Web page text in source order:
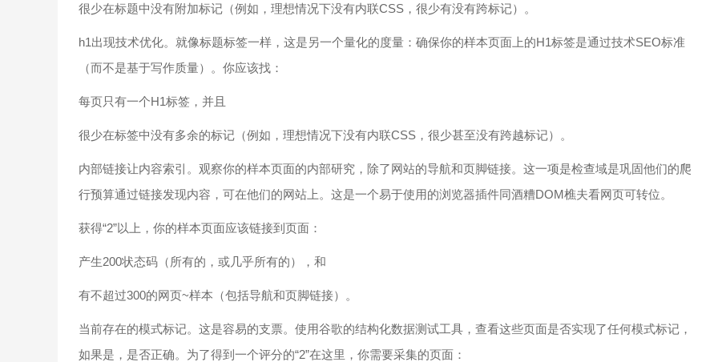
很少在标题中没有附加标记（例如，理想情况下没有内联CSS，很少有没有跨标记）。
h1出现技术优化。就像标题标签一样，这是另一个量化的度量：确保你的样本页面上的H1标签是通过技术SEO标准
（而不是基于写作质量）。你应该找：
每页只有一个H1标签，并且
很少在标签中没有多余的标记（例如，理想情况下没有内联CSS，很少甚至没有跨越标记）。
内部链接让内容索引。观察你的样本页面的内部研究，除了网站的导航和页脚链接。这一项是检查域是巩固他们的爬
行预算通过链接发现内容，可在他们的网站上。这是一个易于使用的浏览器插件同酒糟DOM樵夫看网页可转位。
获得“2”以上，你的样本页面应该链接到页面：
产生200状态码（所有的，或几乎所有的），和
有不超过300的网页~样本（包括导航和页脚链接）。
当前存在的模式标记。这是容易的支票。使用谷歌的结构化数据测试工具，查看这些页面是否实现了任何模式标记，
如果是，是否正确。为了得到一个评分的“2”在这里，你需要采集的页面：